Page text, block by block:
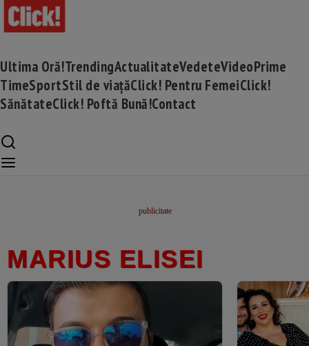
Ultima Oră!TrendingActualitateVedeteVideoPrime
TimeSportStil de viațăClick! Pentru FemeiClick!
SănătateClick! Poftă Bună!Contact
MARIUS ELISEI